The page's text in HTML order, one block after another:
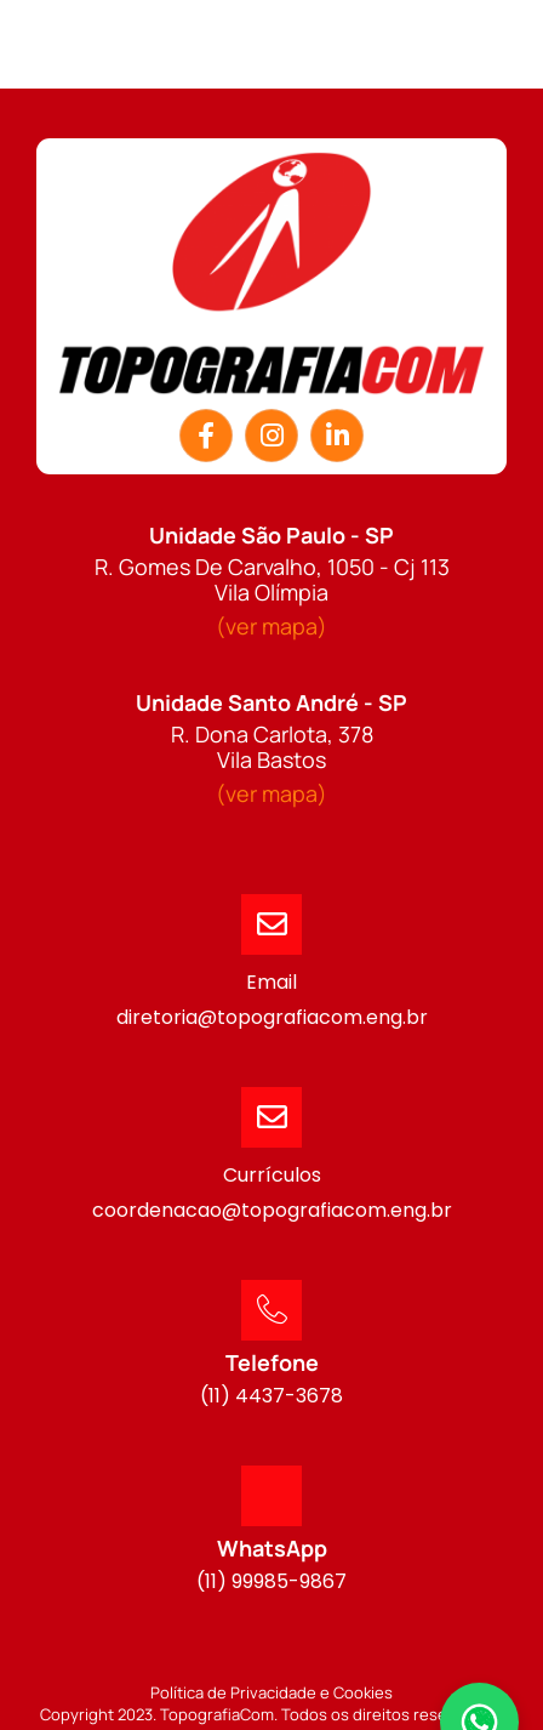
Unidade São Paulo - SP
R. Gomes De Carvalho, 1050 - Cj 113
Vila Olímpia
(ver mapa)
Unidade Santo André - SP
R. Dona Carlota, 378
Vila Bastos
(ver mapa)
Email
diretoria@topografiacom.eng.br
Currículos
coordenacao@topografiacom.eng.br
Telefone
(11) 4437-3678
WhatsApp
(11) 99985-9867
Política de Privacidade e Cookies
Copyright 2023. TopografiaCom. Todos os direitos reservados.